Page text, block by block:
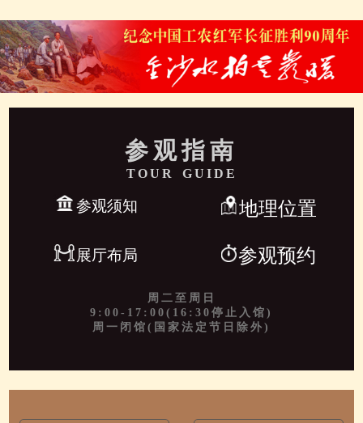
参观指南
TOUR GUIDE
参观须知 地理位置
展厅布局 参观预约
周二至周日
9:00-17:00(16:30停止入馆)
周一闭馆(国家法定节日除外)